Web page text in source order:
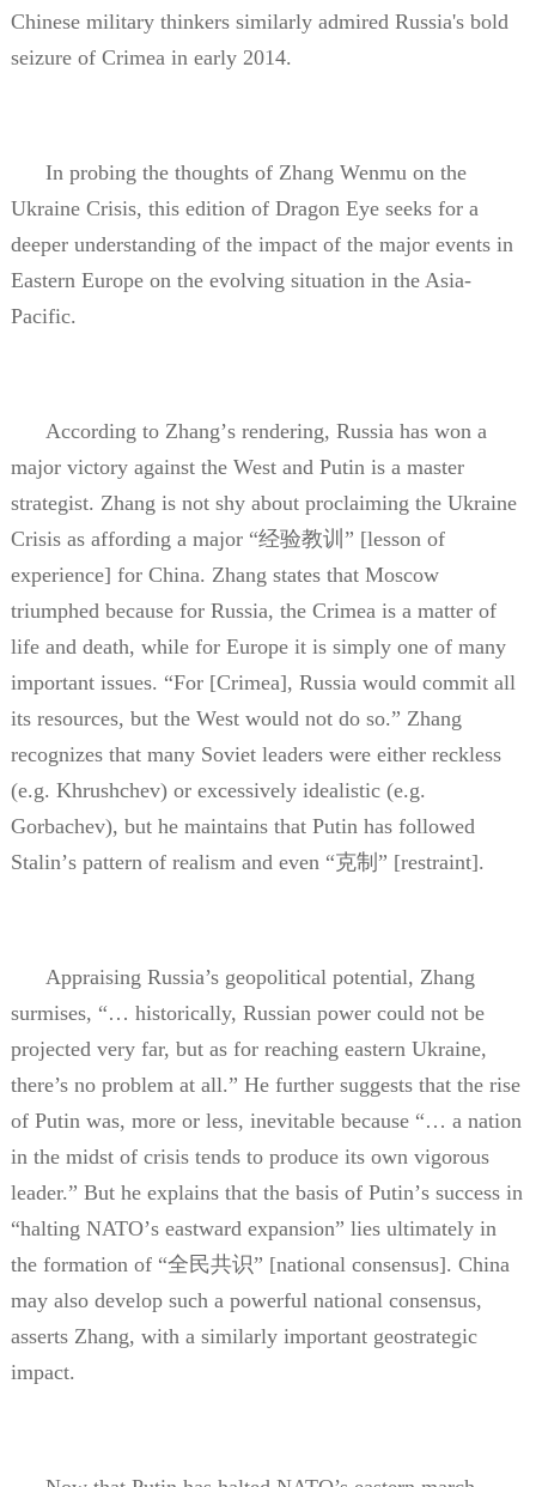
Chinese military thinkers similarly admired Russia's bold
seizure of Crimea in early 2014.
In probing the thoughts of Zhang Wenmu on the
Ukraine Crisis, this edition of Dragon Eye seeks for a
deeper understanding of the impact of the major events in
Eastern Europe on the evolving situation in the Asia-
Pacific.
According to Zhang’s rendering, Russia has won a
major victory against the West and Putin is a master
strategist. Zhang is not shy about proclaiming the Ukraine
Crisis as affording a major “经验教训” [lesson of
experience] for China. Zhang states that Moscow
triumphed because for Russia, the Crimea is a matter of
life and death, while for Europe it is simply one of many
important issues. “For [Crimea], Russia would commit all
its resources, but the West would not do so.” Zhang
recognizes that many Soviet leaders were either reckless
(e.g. Khrushchev) or excessively idealistic (e.g.
Gorbachev), but he maintains that Putin has followed
Stalin’s pattern of realism and even “克制” [restraint].
Appraising Russia’s geopolitical potential, Zhang
surmises, “… historically, Russian power could not be
projected very far, but as for reaching eastern Ukraine,
there’s no problem at all.” He further suggests that the rise
of Putin was, more or less, inevitable because “… a nation
in the midst of crisis tends to produce its own vigorous
leader.” But he explains that the basis of Putin’s success in
“halting NATO’s eastward expansion” lies ultimately in
the formation of “全民共识” [national consensus]. China
may also develop such a powerful national consensus,
asserts Zhang, with a similarly important geostrategic
impact.